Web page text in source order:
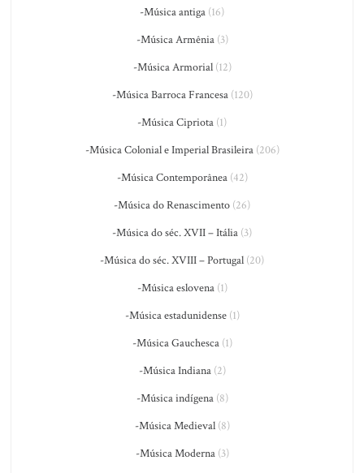
-Música antiga (16)
-Música Armênia(3)
-Música Armorial(12)
-Música Barroca Francesa(120)
-Música Cipriota (1)
-Música Colonial e Imperial Brasileira(206)
-Música Contemporânea(42)
-Música do Renascimento (26)
-Música do séc. XVII – Itália (3)
-Música do séc. XVIII – Portugal (20)
-Música eslovena(1)
-Música estadunidense(1)
-Música Gauchesca(1)
-Música Indiana(2)
-Música indígena(8)
-Música Medieval(8)
-Música Moderna(3)